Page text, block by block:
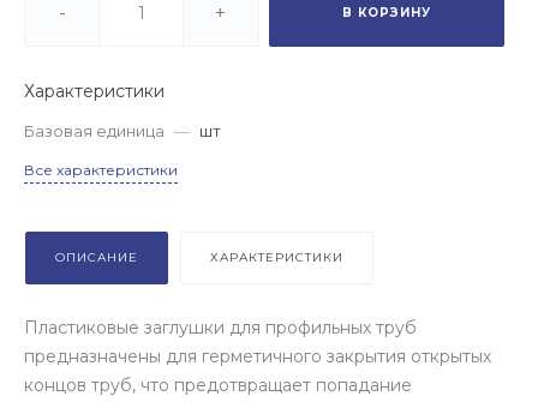
- + В КОРЗИНУ
Характеристики
Базовая единица — шт
Все характеристики
ОПИСАНИЕ ХАРАКТЕРИСТИКИ
Пластиковые заглушки для профильных труб
предназначены для герметичного закрытия открытых
концов труб, что предотвращает попадание